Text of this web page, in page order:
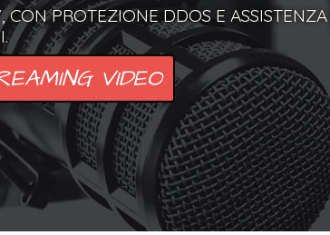
PROTEZIONE DDOS E ASSISTENZA
VIDEO